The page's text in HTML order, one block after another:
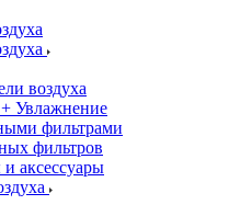
воздуха
Увлажнение
фильтрами
фильтров
аксессуары